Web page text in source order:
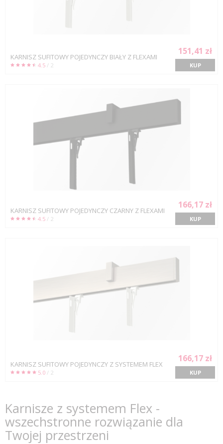
KARNISZ SUFITOWY POJEDYNCZY BIAŁY Z FLEXAMI
4.5 / 2
151,41 zł
KUP
KARNISZ SUFITOWY POJEDYNCZY CZARNY Z FLEXAMI
4.5 / 2
166,17 zł
KUP
KARNISZ SUFITOWY POJEDYNCZY Z SYSTEMEM FLEX
5.0 / 2
166,17 zł
KUP
Karnisze z systemem Flex -
wszechstronne rozwiązanie dla
Twojej przestrzeni